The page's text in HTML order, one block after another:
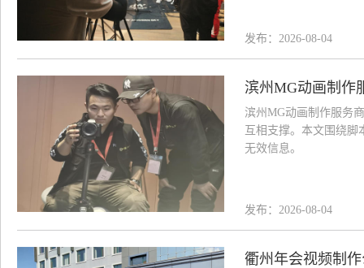
发布：2026-08-04
滨州MG动画制作
滨州MG动画制作服务
互相支撑。本文围绕
无效信息。
发布：2026-08-04
衢州年会视频制